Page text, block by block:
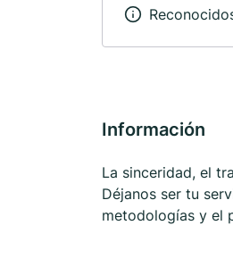
Información
La sinceridad, el
Déjanos ser tu
metodologías y el